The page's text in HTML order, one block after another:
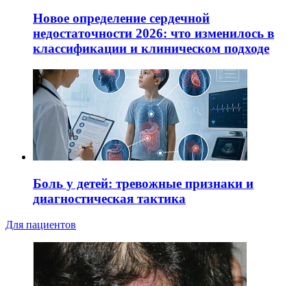
Новое определение сердечной
недостаточности 2026: что изменилось в
классификации и клиническом подходе
Боль у детей: тревожные признаки и
диагностическая тактика
Для пациентов